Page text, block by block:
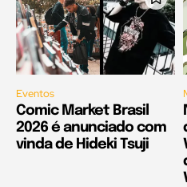
Eventos
Comic Market Brasil
2026 é anunciado com
vinda de Hideki Tsuji